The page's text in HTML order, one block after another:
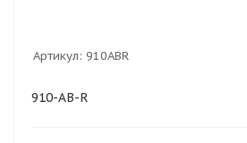
Артикул: 910ABR
910-AB-R